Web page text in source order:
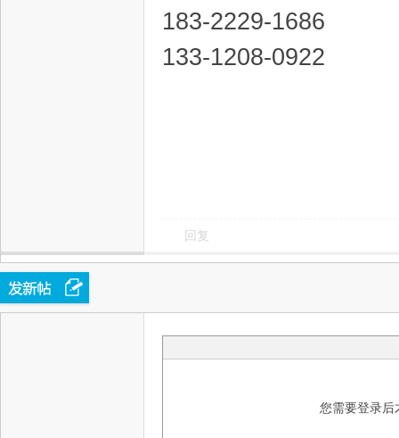
183-2229-1686
133-1208-0922
回复
您需要登录